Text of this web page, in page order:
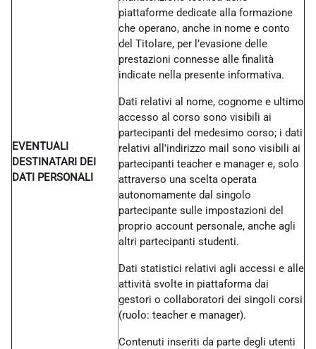
EVENTUALI
DESTINATARI DEI
DATI PERSONALI
piattaforme dedicate alla formazione
che operano, anche in nome e conto
del Titolare, per l’evasione delle
prestazioni connesse alle finalità
indicate nella presente informativa.
Dati relativi al nome, cognome e ultimo
accesso al corso sono visibili ai
partecipanti del medesimo corso; i dati
relativi all'indirizzo mail sono visibili ai
partecipanti teacher e manager e, solo
attraverso una scelta operata
autonomamente dal singolo
partecipante sulle impostazioni del
proprio account personale, anche agli
altri partecipanti studenti.
Dati statistici relativi agli accessi e alle
attività svolte in piattaforma dai
gestori o collaboratori dei singoli corsi
(ruolo: teacher e manager).
Contenuti inseriti da parte degli utenti